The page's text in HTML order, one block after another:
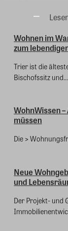
Wohnen im
zum
Trier ist die
Bischofssitz und...
WohnWissen
müssen
Die >
Neue
und
Der Projekt- und